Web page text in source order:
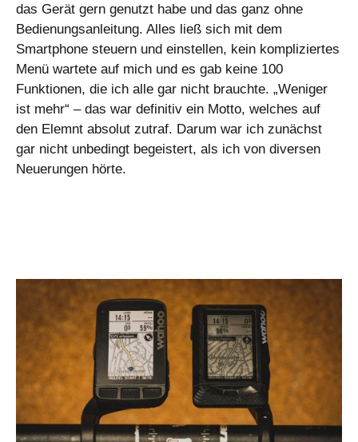
das Gerät gern genutzt habe und das ganz ohne
Bedienungsanleitung. Alles ließ sich mit dem
Smartphone steuern und einstellen, kein kompliziertes
Menü wartete auf mich und es gab keine 100
Funktionen, die ich alle gar nicht brauchte. „Weniger
ist mehr“ – das war definitiv ein Motto, welches auf
den Elemnt absolut zutraf. Darum war ich zunächst
gar nicht unbedingt begeistert, als ich von diversen
Neuerungen hörte.